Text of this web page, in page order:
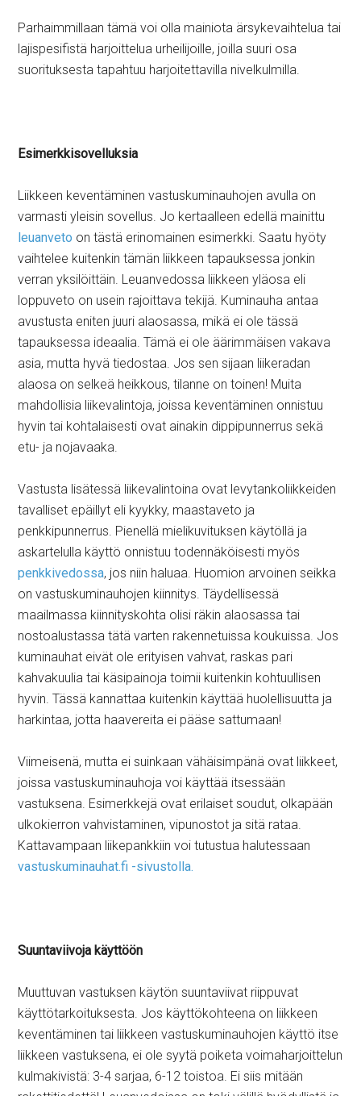
Parhaimmillaan tämä voi olla mainiota ärsykevaihtelua tai
lajispesifistä harjoittelua urheilijoille, joilla suuri osa
suorituksesta tapahtuu harjoitettavilla nivelkulmilla.
Esimerkkisovelluksia
Liikkeen keventäminen vastuskuminauhojen avulla on
varmasti yleisin sovellus. Jo kertaalleen edellä mainittu
leuanveto on tästä erinomainen esimerkki. Saatu hyöty
vaihtelee kuitenkin tämän liikkeen tapauksessa jonkin
verran yksilöittäin. Leuanvedossa liikkeen yläosa eli
loppuveto on usein rajoittava tekijä. Kuminauha antaa
avustusta eniten juuri alaosassa, mikä ei ole tässä
tapauksessa ideaalia. Tämä ei ole äärimmäisen vakava
asia, mutta hyvä tiedostaa. Jos sen sijaan liikeradan
alaosa on selkeä heikkous, tilanne on toinen! Muita
mahdollisia liikevalintoja, joissa keventäminen onnistuu
hyvin tai kohtalaisesti ovat ainakin dippipunnerrus sekä
etu- ja nojavaaka.
Vastusta lisätessä liikevalintoina ovat levytankoliikkeiden
tavalliset epäillyt eli kyykky, maastaveto ja
penkkipunnerrus. Pienellä mielikuvituksen käytöllä ja
askartelulla käyttö onnistuu todennäköisesti myös
penkkivedossa, jos niin haluaa. Huomion arvoinen seikka
on vastuskuminauhojen kiinnitys. Täydellisessä
maailmassa kiinnityskohta olisi räkin alaosassa tai
nostoalustassa tätä varten rakennetuissa koukuissa. Jos
kuminauhat eivät ole erityisen vahvat, raskas pari
kahvakuulia tai käsipainoja toimii kuitenkin kohtuullisen
hyvin. Tässä kannattaa kuitenkin käyttää huolellisuutta ja
harkintaa, jotta haavereita ei pääse sattumaan!
Viimeisenä, mutta ei suinkaan vähäisimpänä ovat liikkeet,
joissa vastuskuminauhoja voi käyttää itsessään
vastuksena. Esimerkkejä ovat erilaiset soudut, olkapään
ulkokierron vahvistaminen, vipunostot ja sitä rataa.
Kattavampaan liikepankkiin voi tutustua halutessaan
vastuskuminauhat.fi -sivustolla.
Suuntaviivoja käyttöön
Muuttuvan vastuksen käytön suuntaviivat riippuvat
käyttötarkoituksesta. Jos käyttökohteena on liikkeen
keventäminen tai liikkeen vastuskuminauhojen käyttö itse
liikkeen vastuksena, ei ole syytä poiketa voimaharjoittelun
kulmakivistä: 3-4 sarjaa, 6-12 toistoa. Ei siis mitään